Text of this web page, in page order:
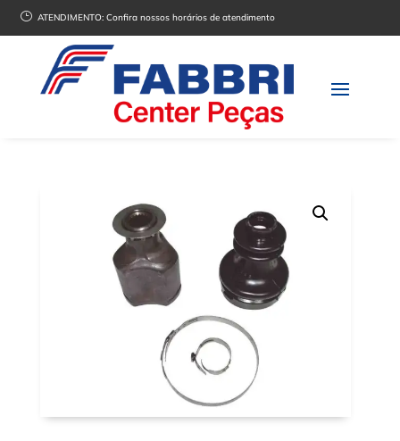
} ATENDIMENTO:Confira nossos horários de atendimento